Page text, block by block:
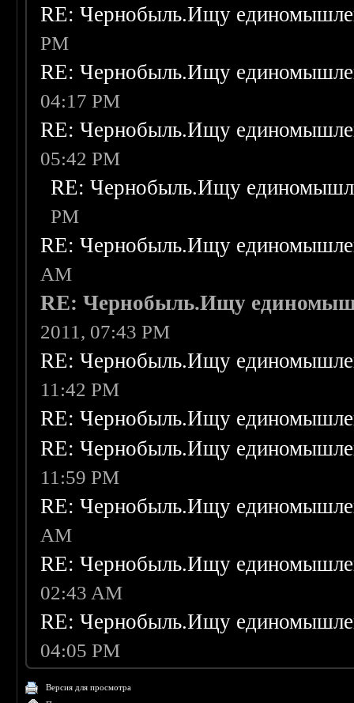
RE: Чернобыль.Ищу
PM
RE: Чернобыль.Ищу
04:17 PM
RE: Чернобыль.Ищу
05:42 PM
RE: Чернобыль.Ищу
PM
RE: Чернобыль.Ищу
AM
RE: Чернобыль.Ищу
2011, 07:43 PM
RE: Чернобыль.Ищу
11:42 PM
RE: Чернобыль.Ищу
RE: Чернобыль.Ищу
11:59 PM
RE: Чернобыль.Ищу
AM
RE: Чернобыль.Ищу
02:43 AM
RE: Чернобыль.Ищу
04:05 PM
Версия для просмотра